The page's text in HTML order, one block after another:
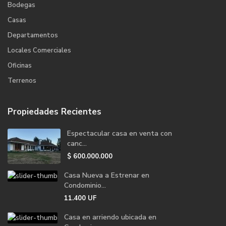
Bodegas
Casas
Departamentos
Locales Comerciales
Oficinas
Terrenos
Propiedades Recientes
Espectacular casa en venta con
canc...
$ 600.000.000
Casa Nueva a Estrenar en
Condominio...
11.400 UF
Casa en arriendo ubicada en